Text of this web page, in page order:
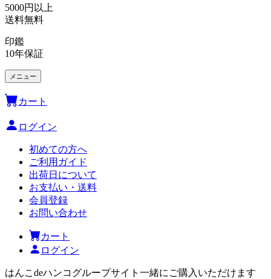
5000円以上
送料無料
印鑑
10年保証
メニュー
カート
ログイン
初めての方へ
ご利用ガイド
出荷日について
お支払い・送料
会員登録
お問い合わせ
カート
ログイン
はんこdeハンコグループサイト 一緒にご購入いただけます